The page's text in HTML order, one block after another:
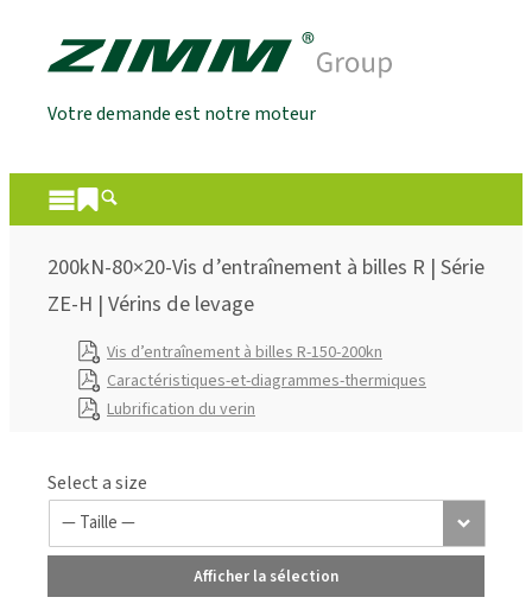
Votre demande est notre moteur
200kN-80×20-Vis d’entraînement à billes R | Série
ZE-H | Vérins de levage
Vis d’entraînement à billes R-150-200kn
Caractéristiques-et-diagrammes-thermiques
Lubrification du verin
Select a size
Afficher la sélection